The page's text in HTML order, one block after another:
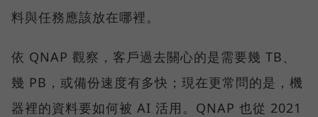
料與任務應該放在哪裡。
依 QNAP 觀察，客戶過去關心的是需要幾 TB、
幾 PB，或備份速度有多快；現在更常問的是，機
器裡的資料要如何被 AI 活用。QNAP 也從 2021